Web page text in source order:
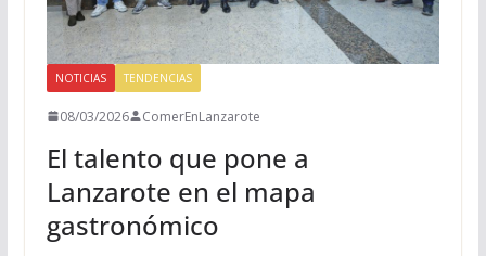
NOTICIAS TENDENCIAS
08/03/2026 ComerEnLanzarote
El talento que pone a
Lanzarote en el mapa
gastronómico